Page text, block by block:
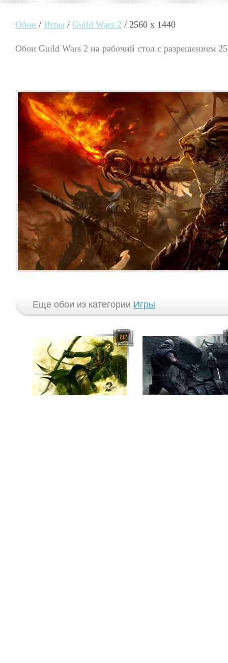
Обои / Игры / Guild Wars 2 / 2560 x 1440
Обои Guild Wars 2 на рабочий стол с разрешением
Еще обои из категории Игры